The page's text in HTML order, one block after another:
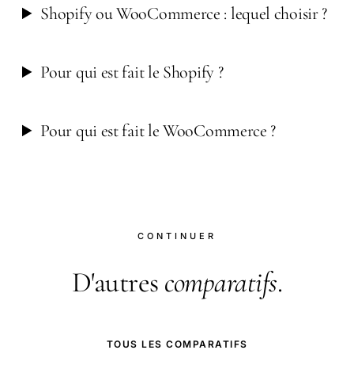
Shopify ou WooCommerce : lequel choisir ?
Pour qui est fait le Shopify ?
Pour qui est fait le WooCommerce ?
CONTINUER
D'autres comparatifs.
TOUS LES COMPARATIFS